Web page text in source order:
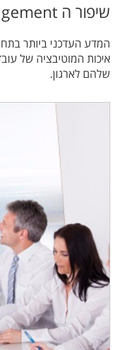
שיפור ה Engagement
המדע העדכני ביותר
שלהם לארגון.